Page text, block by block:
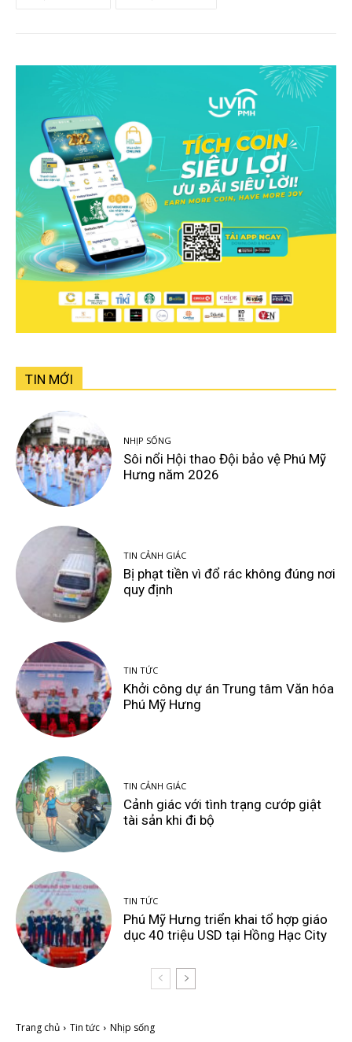
TIN MỚI
NHỊP SỐNG
Sôi nổi Hội thao Đội bảo vệ Phú Mỹ
Hưng năm 2026
TIN CẢNH GIÁC
Bị phạt tiền vì đổ rác không đúng nơi
quy định
TIN TỨC
Khởi công dự án Trung tâm Văn hóa
Phú Mỹ Hưng
TIN CẢNH GIÁC
Cảnh giác với tình trạng cướp giật
tài sản khi đi bộ
TIN TỨC
Phú Mỹ Hưng triển khai tổ hợp giáo
dục 40 triệu USD tại Hồng Hạc City